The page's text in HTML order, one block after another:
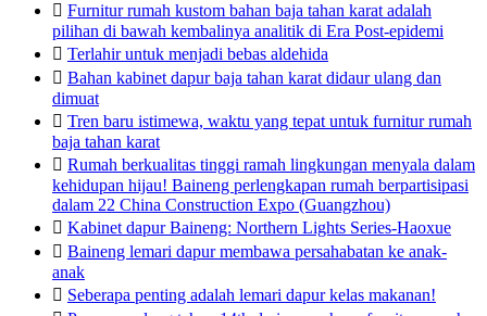
 Furnitur rumah kustom bahan baja tahan karat adalah
pilihan di bawah kembalinya analitik di Era Post-epidemi
 Terlahir untuk menjadi bebas aldehida
 Bahan kabinet dapur baja tahan karat didaur ulang dan
dimuat
 Tren baru istimewa, waktu yang tepat untuk furnitur rumah
baja tahan karat
 Rumah berkualitas tinggi ramah lingkungan menyala dalam
kehidupan hijau! Baineng perlengkapan rumah berpartisipasi
dalam 22 China Construction Expo (Guangzhou)
 Kabinet dapur Baineng: Northern Lights Series-Haoxue
 Baineng lemari dapur membawa persahabatan ke anak-
anak
 Seberapa penting adalah lemari dapur kelas makanan!